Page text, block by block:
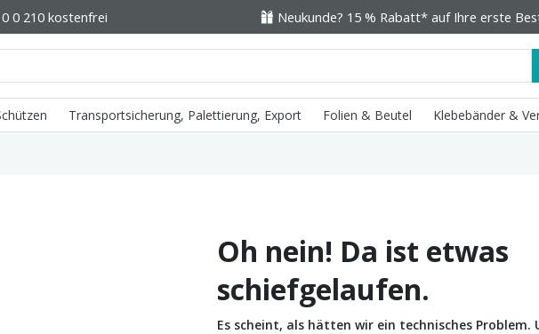
0 210 kostenfrei Neukunde? 15 % Rabatt* auf Ihre erste
Transportsicherung, Palettierung, Export Folien & Beutel Klebebänder &
Oh nein! Da ist etwas
schiefgelaufen.
Es scheint, als hätten wir ein technisches Problem.